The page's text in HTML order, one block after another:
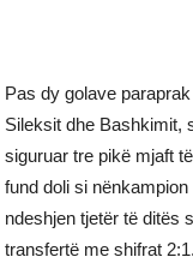
Pas dy golave
Sileksit dhe Bashkimit,
siguruar tre pikë mjaft
fund doli si
ndeshjen tjetër të ditës
transfertë me shifrat 2:1.